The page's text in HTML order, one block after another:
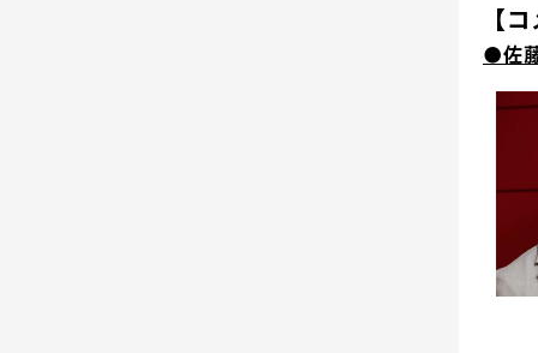
【
●佐